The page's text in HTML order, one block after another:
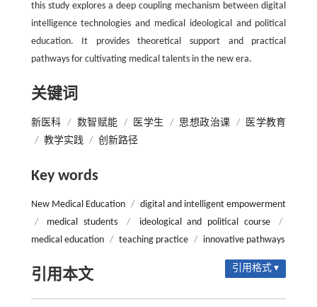
this study explores a deep coupling mechanism between digital
intelligence technologies and medical ideological and political
education. It provides theoretical support and practical
pathways for cultivating medical talents in the new era.
关键词
新医科 / 数智赋能 / 医学生 / 思想政治课 /
医学教育
/ 教学实践 / 创新路径
Key words
New Medical Education / digital and intelligent empowerment
/
medical students / ideological and political course
/
medical education / teaching practice / innovative pathways
引用本文 引用格式 ▾